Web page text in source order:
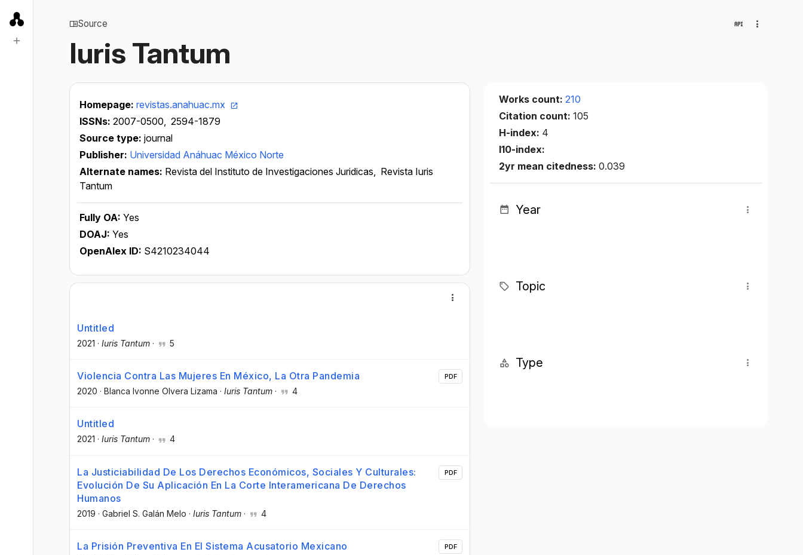
Source
Iuris Tantum
Homepage: revistas.anahuac.mx
ISSNs: 2007-0500, 2594-1879
Source type: journal
Publisher: Universidad Anáhuac México Norte
Alternate names: Revista del Instituto de Investigaciones Juridicas, Revista Iuris
Tantum
Fully OA: Yes
DOAJ: Yes
OpenAlex ID: S4210234044
Untitled
2021 · Iuris Tantum · 5
Violencia Contra Las Mujeres En México, La Otra Pandemia
2020 · Blanca Ivonne Olvera Lizama · Iuris Tantum · 4
PDF
Untitled
2021 · Iuris Tantum · 4
La Justiciabilidad De Los Derechos Económicos, Sociales Y Culturales:
Evolución De Su Aplicación En La Corte Interamericana De Derechos
Humanos
2019 · Gabriel S. Galán Melo · Iuris Tantum · 4
PDF
La Prisión Preventiva En El Sistema Acusatorio Mexicano PDF
Works count:210
Citation count:105
H-index: 4
I10-index:
2yr mean citedness:0.039
Year
Topic
Type